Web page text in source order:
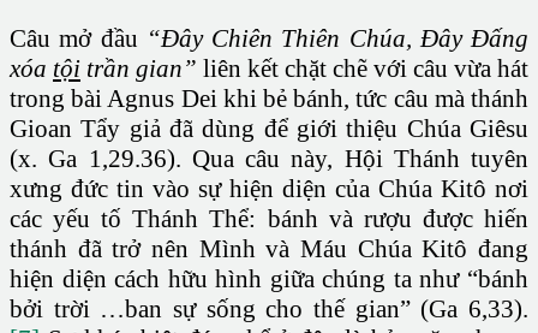
Câu mở đầu “Đây Chiên Thiên Chúa, Đây Đấng
xóa tội trần gian” liên kết chặt chẽ với câu vừa hát
trong bài Agnus Dei khi bẻ bánh, tức câu mà thánh
Gioan Tẩy giả đã dùng để giới thiệu Chúa Giêsu
(x. Ga 1,29.36). Qua câu này, Hội Thánh tuyên
xưng đức tin vào sự hiện diện của Chúa Kitô nơi
các yếu tố Thánh Thể: bánh và rượu được hiến
thánh đã trở nên Mình và Máu Chúa Kitô đang
hiện diện cách hữu hình giữa chúng ta như “bánh
bởi trời …ban sự sống cho thế gian” (Ga 6,33).